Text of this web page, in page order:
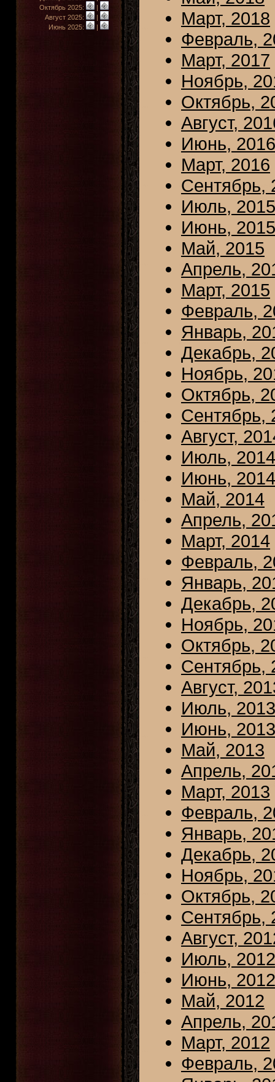
Октябрь 2025:
|
Август 2025:
|
Июнь 2025:
|
Март, 2018
Февраль,
Март, 2017
Ноябрь,
Октябрь,
Август,
Июнь, 2016
Март, 2016
Сентябрь,
Июль, 2015
Июнь, 2015
Май, 2015
Апрель,
Март, 2015
Февраль,
Январь,
Декабрь,
Ноябрь,
Октябрь,
Сентябрь,
Август,
Июль, 2014
Июнь, 2014
Май, 2014
Апрель,
Март, 2014
Февраль,
Январь,
Декабрь,
Ноябрь,
Октябрь,
Сентябрь,
Август,
Июль, 2013
Июнь, 2013
Май, 2013
Апрель,
Март, 2013
Февраль,
Январь,
Декабрь,
Ноябрь,
Октябрь,
Сентябрь,
Август,
Июль, 2012
Июнь, 2012
Май, 2012
Апрель,
Март, 2012
Февраль,